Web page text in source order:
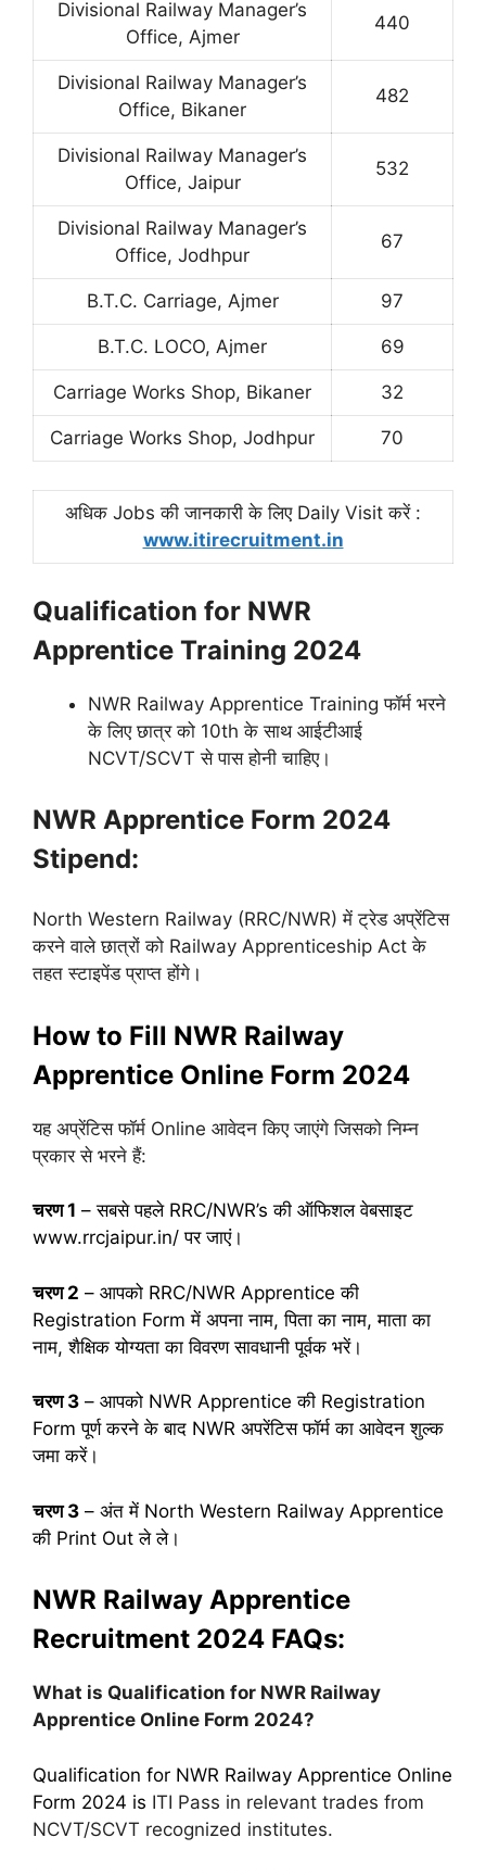
Divisional Railway Manager’s
Office, Ajmer
440
Divisional Railway Manager’s
Office, Bikaner
482
Divisional Railway Manager’s
Office, Jaipur
532
Divisional Railway Manager’s
Office, Jodhpur
67
B.T.C. Carriage, Ajmer 97
B.T.C. LOCO, Ajmer 69
Carriage Works Shop, Bikaner 32
Carriage Works Shop, Jodhpur 70
अधिक Jobs की जानकारी के लिए Daily Visit करें :
www.itirecruitment.in
Qualification for NWR
Apprentice Training 2024
NWR Railway Apprentice Training फॉर्म भरने
के लिए छात्र को 10th के साथ आईटीआई
NCVT/SCVT से पास होनी चाहिए।
NWR Apprentice Form 2024
Stipend:
North Western Railway (RRC/NWR) में ट्रेड अप्रेंटिस
करने वाले छात्रों को Railway Apprenticeship Act के
तहत स्टाइपेंड प्राप्त होंगे ।
How to Fill NWR Railway
Apprentice Online Form 2024
यह अप्रेंटिस फॉर्म Online आवेदन किए जाएंगे जिसको निम्न
प्रकार से भरने हैं:
चरण 1 – सबसे पहले RRC/NWR’s की ऑफिशल वेबसाइट
www.rrcjaipur.in/ पर जाएं।
चरण 2 – आपको RRC/NWR Apprentice की
Registration Form में अपना नाम, पिता का नाम, माता का
नाम, शैक्षिक योग्यता का विवरण सावधानी पूर्वक भरें।
चरण 3 – आपको NWR Apprentice की Registration
Form पूर्ण करने के बाद NWR अपरेंटिस फॉर्म का आवेदन शुल्क
जमा करें।
चरण 3 – अंत में North Western Railway Apprentice
की Print Out ले ले।
NWR Railway Apprentice
Recruitment 2024 FAQs:
What is Qualification for NWR Railway
Apprentice Online Form 2024?
Qualification for NWR Railway Apprentice Online
Form 2024 is ITI Pass in relevant trades from
NCVT/SCVT recognized institutes.